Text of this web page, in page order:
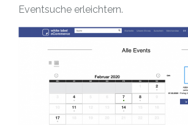
Eventsuche erleichtern.